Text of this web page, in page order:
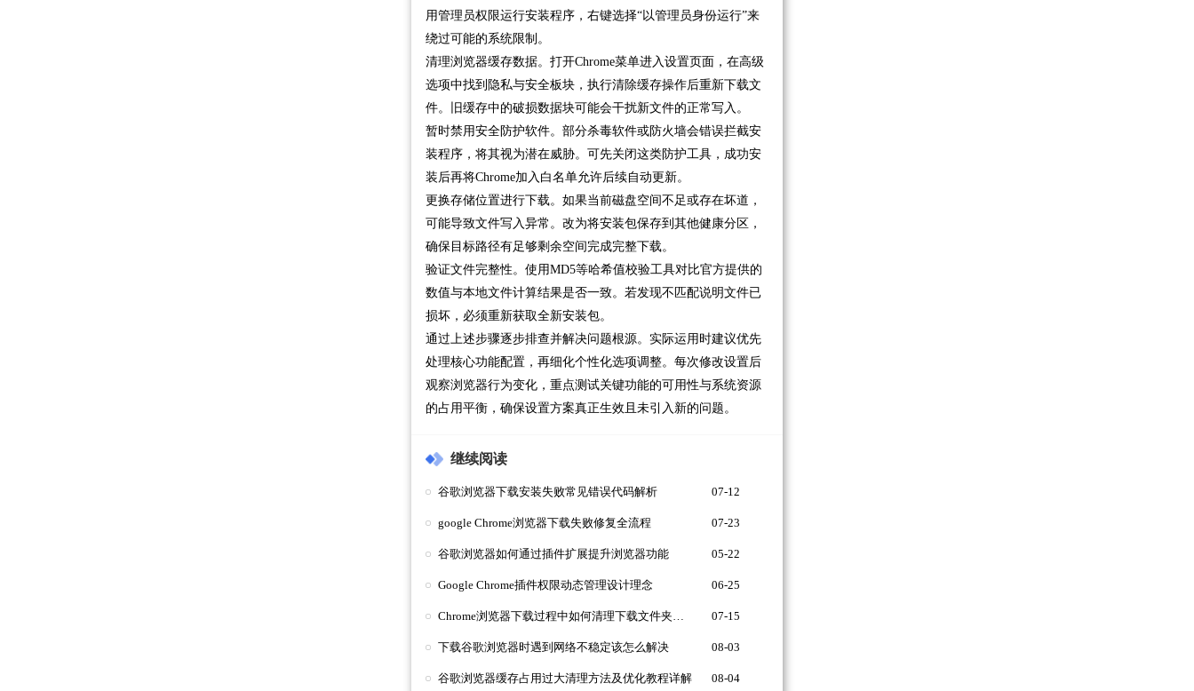
用管理员权限运行安装程序，右键选择“以管理员身份运行”来
绕过可能的系统限制。
清理浏览器缓存数据。打开Chrome菜单进入设置页面，在高级
选项中找到隐私与安全板块，执行清除缓存操作后重新下载文
件。旧缓存中的破损数据块可能会干扰新文件的正常写入。
暂时禁用安全防护软件。部分杀毒软件或防火墙会错误拦截安
装程序，将其视为潜在威胁。可先关闭这类防护工具，成功安
装后再将Chrome加入白名单允许后续自动更新。
更换存储位置进行下载。如果当前磁盘空间不足或存在坏道，
可能导致文件写入异常。改为将安装包保存到其他健康分区，
确保目标路径有足够剩余空间完成完整下载。
验证文件完整性。使用MD5等哈希值校验工具对比官方提供的
数值与本地文件计算结果是否一致。若发现不匹配说明文件已
损坏，必须重新获取全新安装包。
通过上述步骤逐步排查并解决问题根源。实际运用时建议优先
处理核心功能配置，再细化个性化选项调整。每次修改设置后
观察浏览器行为变化，重点测试关键功能的可用性与系统资源
的占用平衡，确保设置方案真正生效且未引入新的问题。
继续阅读
谷歌浏览器下载安装失败常见错误代码解析 07-12
google Chrome浏览器下载失败修复全流程 07-23
谷歌浏览器如何通过插件扩展提升浏览器功能 05-22
Google Chrome插件权限动态管理设计理念 06-25
07-15
下载谷歌浏览器时遇到网络不稳定该怎么解决 08-03
谷歌浏览器缓存占用过大清理方法及优化教程详解 08-04